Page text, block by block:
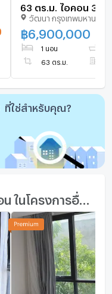
63 ตร.ม. ไอคอน 3
คอนโดมิเนียม ใกล้ทอ
863880)
วัฒนา กรุงเทพมหานคร
฿6,900,000
1 นอน
63 ตร.ม.
ที่ใช่สำหรับคุณ?